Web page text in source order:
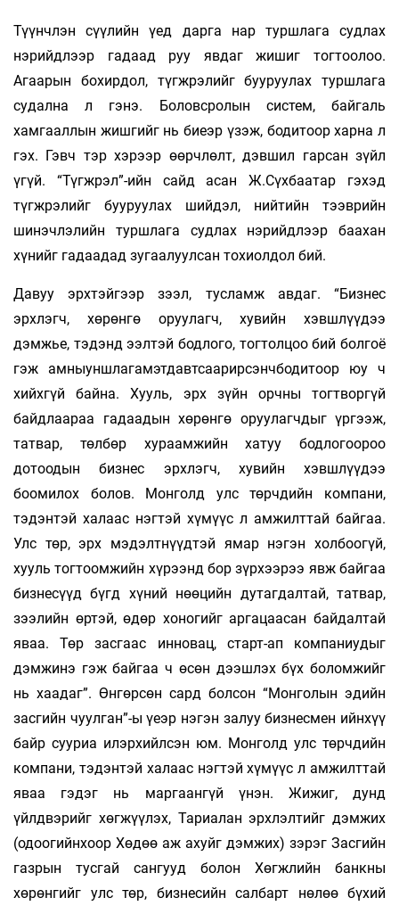
Түүнчлэн сүүлийн үед дарга нар туршлага судлах
нэрийдлээр гадаад руу явдаг жишиг тогтоолоо.
Агаарын бохирдол, түгжрэлийг бууруулах туршлага
судална л гэнэ. Боловсролын систем, байгаль
хамгааллын жишгийг нь биеэр үзэж, бодитоор харна л
гэх. Гэвч тэр хэрээр өөрчлөлт, дэвшил гарсан зүйл
үгүй. “Түгжрэл”-ийн сайд асан Ж.Сүхбаатар гэхэд
түгжрэлийг бууруулах шийдэл, нийтийн тээврийн
шинэчлэлийн туршлага судлах нэрийдлээр баахан
хүнийг гадаадад зугаалуулсан тохиолдол бий.
Давуу эрхтэйгээр зээл, тусламж авдаг. “Бизнес
эрхлэгч, хөрөнгө оруулагч, хувийн хэвшлүүдээ
дэмжье, тэдэнд ээлтэй бодлого, тогтолцоо бий болгоё
гэж амныуншлагамэтдавтсаарирсэнчбодитоор юу ч
хийхгүй байна. Хууль, эрх зүйн орчны тогтворгүй
байдлаараа гадаадын хөрөнгө оруулагчдыг үргээж,
татвар, төлбөр хураамжийн хатуу бодлогоороо
дотоодын бизнес эрхлэгч, хувийн хэвшлүүдээ
боомилох болов. Монголд улс төрчдийн компани,
тэдэнтэй халаас нэгтэй хүмүүс л амжилттай байгаа.
Улс төр, эрх мэдэлтнүүдтэй ямар нэгэн холбоогүй,
хууль тогтоомжийн хүрээнд бор зүрхээрээ явж байгаа
бизнесүүд бүгд хүний нөөцийн дутагдалтай, татвар,
зээлийн өртэй, өдөр хоногийг аргацаасан байдалтай
яваа. Төр засгаас инновац, старт-ап компаниудыг
дэмжинэ гэж байгаа ч өсөн дээшлэх бүх боломжийг
нь хаадаг”. Өнгөрсөн сард болсон “Монголын эдийн
засгийн чуулган”-ы үеэр нэгэн залуу бизнесмен ийнхүү
байр сууриа илэрхийлсэн юм. Монголд улс төрчдийн
компани, тэдэнтэй халаас нэгтэй хүмүүс л амжилттай
яваа гэдэг нь маргаангүй үнэн. Жижиг, дунд
үйлдвэрийг хөгжүүлэх, Тариалан эрхлэлтийг дэмжих
(одоогийнхоор Хөдөө аж ахуйг дэмжих) зэрэг Засгийн
газрын тусгай сангууд болон Хөгжлийн банкны
хөрөнгийг улс төр, бизнесийн салбарт нөлөө бүхий